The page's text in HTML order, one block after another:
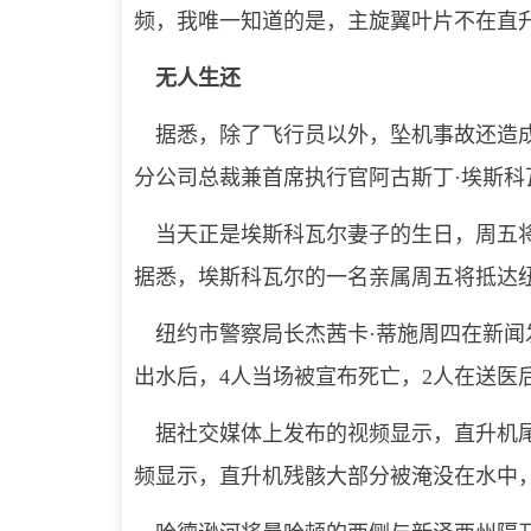
频，我唯一知道的是，主旋翼叶片不在直
无人生还
据悉，除了飞行员以外，坠机事故还造
分公司总裁兼首席执行官阿古斯丁·埃斯
当天正是埃斯科瓦尔妻子的生日，周五
据悉，埃斯科瓦尔的一名亲属周五将抵达
纽约市警察局长杰茜卡·蒂施周四在新
出水后，4人当场被宣布死亡，2人在送医
据社交媒体上发布的视频显示，直升机
频显示，直升机残骸大部分被淹没在水